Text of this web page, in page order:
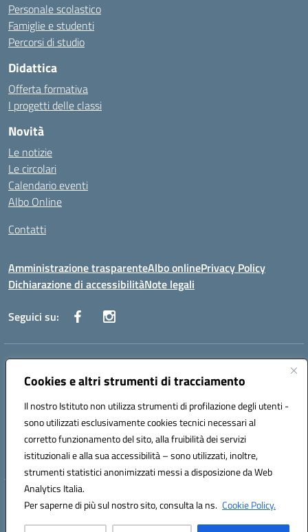
Cookies e altri strumenti di tracciamento
Il nostro Istituto non utilizza strumenti di profilazione degli utenti -
sono utilizzati esclusivamente cookies tecnici necessari al
corretto funzionamento del sito, alla fruibilità dei servizi
istituzionali e alla sua accessibilità – sono utilizzati, inoltre,
strumenti statistici anonimizzati messi a disposizione da Web
Analytics Italia.
Per saperne di più sul nostro sito, consulta la ns. Cookie Policy.
Personale scolastico
Famiglie e studenti
Percorsi di studio
Didattica
Offerta formativa
I progetti delle classi
Novità
Le notizie
Le circolari
Calendario eventi
Albo Online
Contatti
Amministrazione trasparenteAlbo onlinePrivacy Policy
Dichiarazione di accessibilitàNote legali
Seguici su:
Indirizzo:
Centralino:0881636571 Email:fgps040004@istruzione.it
Codice fiscale: 80031370713
Codice meccanografico:
FGPS040004
Codice Indice delle Pubbliche Amministrazioni (IPA): istsc_fgps040004
Hosting & Powered by 3D Solution S.r.l.
Concept & Design by Designers Italia